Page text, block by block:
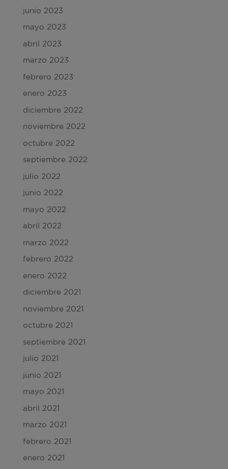
junio 2023
mayo 2023
abril 2023
marzo 2023
febrero 2023
enero 2023
diciembre 2022
noviembre 2022
octubre 2022
septiembre 2022
julio 2022
junio 2022
mayo 2022
abril 2022
marzo 2022
febrero 2022
enero 2022
diciembre 2021
noviembre 2021
octubre 2021
septiembre 2021
julio 2021
junio 2021
mayo 2021
abril 2021
marzo 2021
febrero 2021
enero 2021